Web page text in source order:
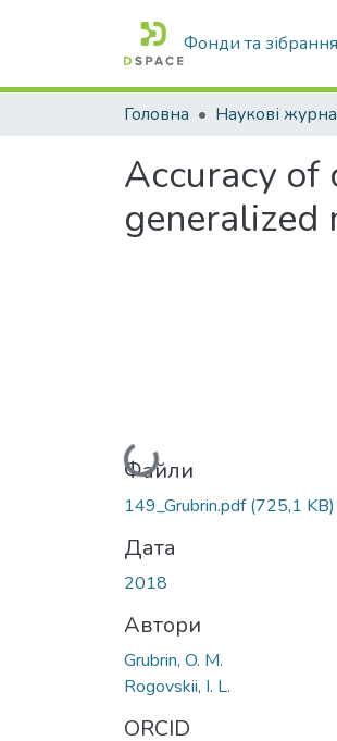
Фонди та зібрання
Головна
Accuracy of
generalized
Вантажиться...
Файли
149_Grubrin.pdf(725,1 KB)
Дата
2018
Автори
Grubrin, O. M.
Rogovskii, I. L.
ORCID